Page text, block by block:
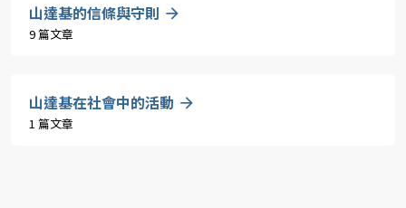
山達基的信條與守則
9 篇文章
山達基在社會中的活動
1 篇文章